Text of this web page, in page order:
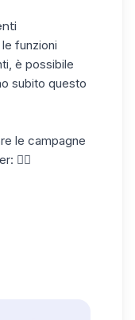
funzioni
è possibile
subito questo
le campagne
: 👇🏼